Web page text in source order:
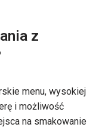
z
menu, wysokiej
i możliwość
na smakowanie